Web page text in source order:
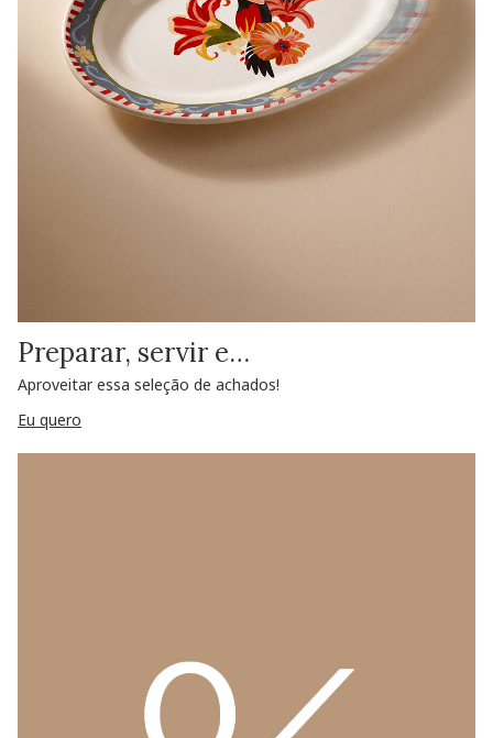
Preparar, servir e…
Aproveitar essa seleção de achados!
Eu quero